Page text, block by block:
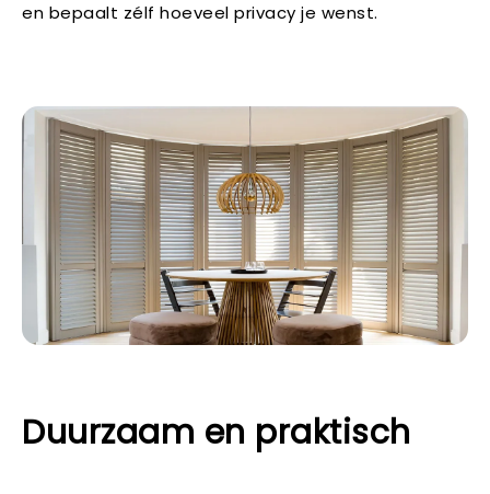
en bepaalt zélf hoeveel privacy je wenst.
Duurzaam en praktisch